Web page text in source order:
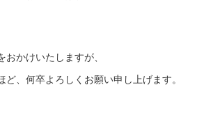
かけいたしますが、
、何卒よろしくお願い申し上げます。